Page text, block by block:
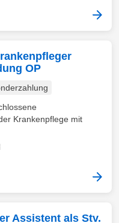
OP
Krankenpflege mit
Assistent als Stv.